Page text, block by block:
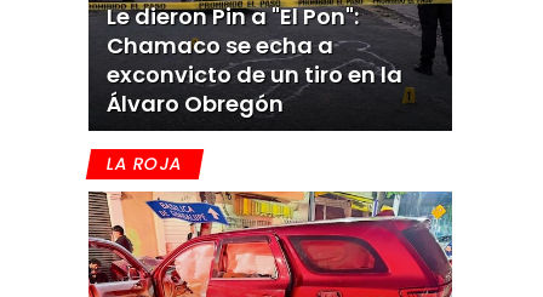
Le dieron Pin a "El Pon":
Chamaco se echa a
exconvicto de un tiro en la
Álvaro Obregón
LA ROJA